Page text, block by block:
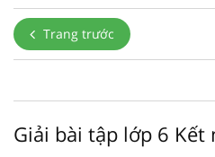
Trang trước
Giải bài tập lớp 6